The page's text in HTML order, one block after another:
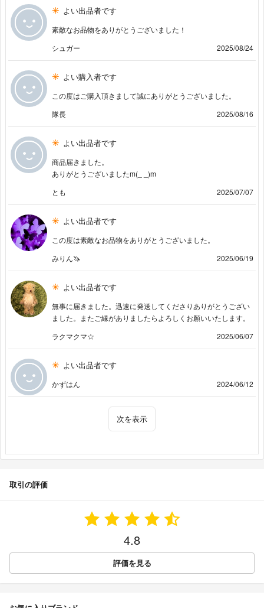
よい出品者です
素敵なお品物をありがとうございました！
シュガー
2025/08/24
よい購入者です
この度はご購入頂きまして誠にありがとうございました。
隊長
2025/08/16
よい出品者です
商品届きました。
ありがとうございましたm(_ _)m
とも
2025/07/07
よい出品者です
この度は素敵なお品物をありがとうございました。
みりん🦄
2025/06/19
よい出品者です
無事に届きました。迅速に発送してくださりありがとうござい
ました。またご縁がありましたらよろしくお願いいたします。
ラクマクマ☆
2025/06/07
よい出品者です
かずはん 2024/06/12
次を表示
取引の評価
4.8
評価を見る